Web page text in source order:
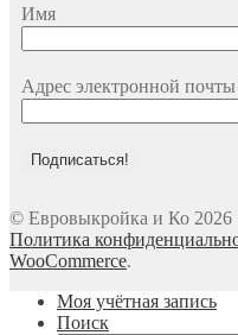
Имя
Адрес электронной почты
© Евровыкройка и Ко 2026
Политика
WooCommerce.
Моя учётная запись
Поиск